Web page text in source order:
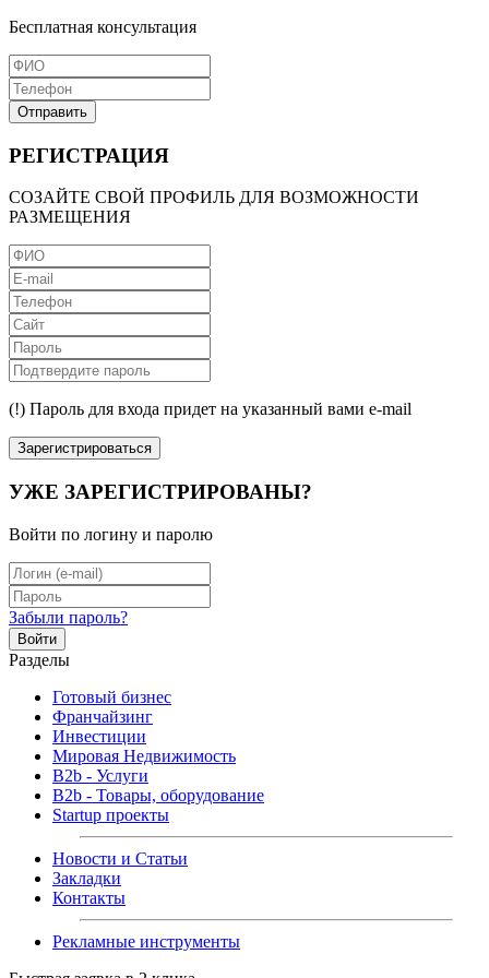
Бесплатная консультация
Отправить
РЕГИСТРАЦИЯ
СОЗАЙТЕ СВОЙ ПРОФИЛЬ ДЛЯ ВОЗМОЖНОСТИ
РАЗМЕЩЕНИЯ
(!) Пароль для входа придет на указанный вами e-mail
Зарегистрироваться
УЖЕ ЗАРЕГИСТРИРОВАНЫ?
Войти по логину и паролю
Забыли пароль?
Войти
Разделы
Готовый бизнес
Франчайзинг
Инвестиции
Мировая Недвижимость
B2b - Услуги
B2b - Товары, оборудование
Startup проекты
Новости и Статьи
Закладки
Контакты
Рекламные инструменты